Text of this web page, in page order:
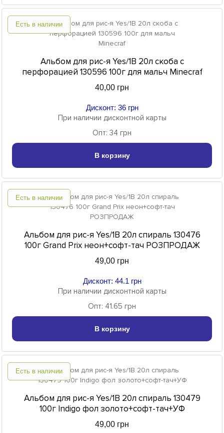
Есть в наличии
Альбом для рис-я Yes/1В 20л скоба с
перфорацией 130596 100г для мальч Minecraf
40,00 грн
Дисконт: 36 грн
При наличии дисконтной карты
Опт: 34 грн
В корзину
Есть в наличии
Альбом для рис-я Yes/1В 20л спираль 130476
100г Grand Prix неон+софт-тач РОЗПРОДАЖ
49,00 грн
Дисконт: 44.1 грн
При наличии дисконтной карты
Опт: 41.65 грн
В корзину
Есть в наличии
Альбом для рис-я Yes/1В 20л спираль 130479
100г Indigo фол золото+софт-тач+УФ
49,00 грн